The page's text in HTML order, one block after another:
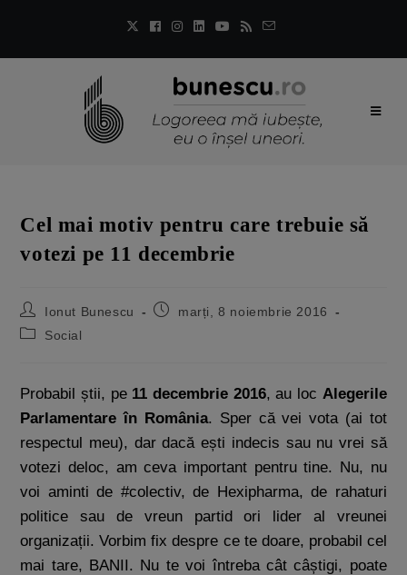
Cel mai motiv pentru care trebuie să
votezi pe 11 decembrie
Ionut Bunescu
marți, 8 noiembrie 2016
Social
Probabil știi, pe 11 decembrie 2016, au loc Alegerile
Parlamentare în România. Sper că vei vota (ai tot
respectul meu), dar dacă ești indecis sau nu vrei să
votezi deloc, am ceva important pentru tine. Nu, nu
voi aminti de #colectiv, de Hexipharma, de rahaturi
politice sau de vreun partid ori lider al vreunei
organizații. Vorbim fix despre ce te doare, probabil cel
mai tare, BANII. Nu te voi întreba cât câștigi, poate